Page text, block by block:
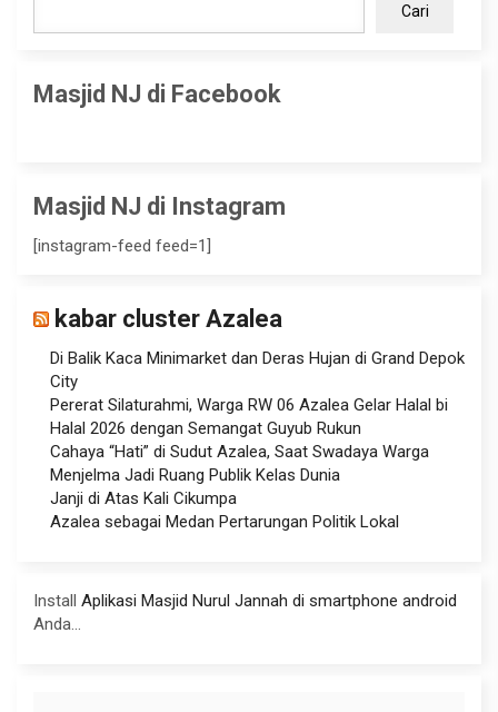
Cari
Masjid NJ di Facebook
Masjid NJ di Instagram
[instagram-feed feed=1]
kabar cluster Azalea
Di Balik Kaca Minimarket dan Deras Hujan di Grand Depok
City
Pererat Silaturahmi, Warga RW 06 Azalea Gelar Halal bi
Halal 2026 dengan Semangat Guyub Rukun
Cahaya “Hati” di Sudut Azalea, Saat Swadaya Warga
Menjelma Jadi Ruang Publik Kelas Dunia
Janji di Atas Kali Cikumpa
Azalea sebagai Medan Pertarungan Politik Lokal
Install Aplikasi Masjid Nurul Jannah di smartphone android
Anda...